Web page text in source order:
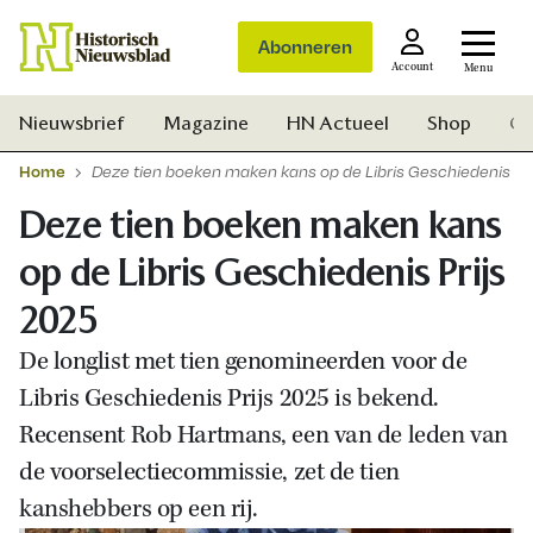
Abonneren
Account Menu
Nieuwsbrief Magazine HN Actueel Shop
Home Deze tien boeken maken kans op de Libris Geschiedenis
Deze tien boeken maken kans
op de Libris Geschiedenis Prijs
2025
De longlist met tien genomineerden voor de
Libris Geschiedenis Prijs 2025 is bekend.
Recensent Rob Hartmans, een van de leden van
de voorselectiecommissie, zet de tien
kanshebbers op een rij.